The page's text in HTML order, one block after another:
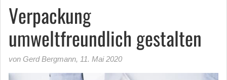
Verpackung
umweltfreundlich gestalten
von Gerd Bergmann, 11. Mai 2020